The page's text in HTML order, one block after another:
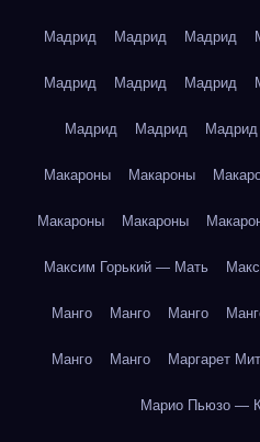
Мадрид Мадрид Мадрид
Мадрид Мадрид Мадрид
Мадрид Мадрид Мадрид
Макароны Макароны
Макароны Макароны
Максим Горький — Мать
Манго Манго Манго
Манго Манго Маргарет
Марио Пьюзо —